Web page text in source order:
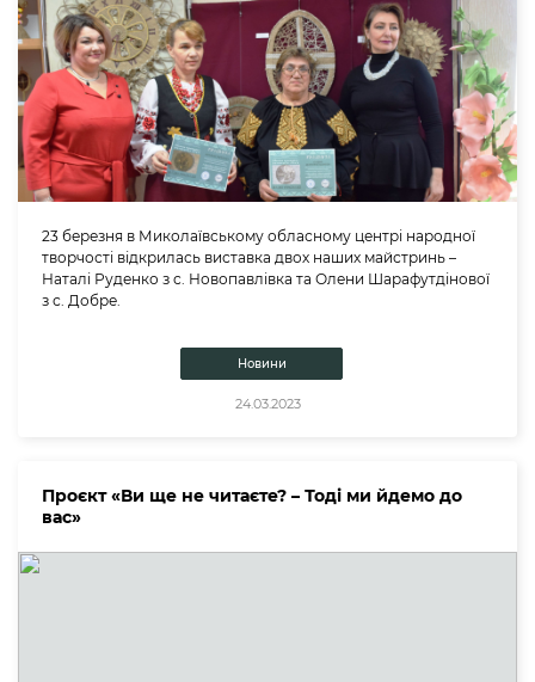
23 березня в Миколаївському обласному центрі народної
творчості відкрилась виставка двох наших майстринь –
Наталі Руденко з с. Новопавлівка та Олени Шарафутдінової
з с. Добре.
Новини
24.03.2023
Проєкт «Ви ще не читаєте? – Тоді ми йдемо до
вас»